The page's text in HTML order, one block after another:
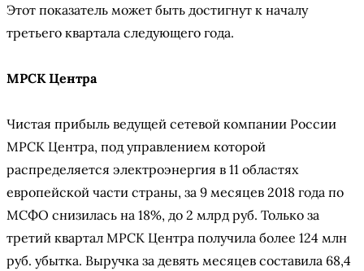
Этот показатель может быть достигнут к началу
третьего квартала следующего года.
МРСК Центра
Чистая прибыль ведущей сетевой компании России
МРСК Центра, под управлением которой
распределяется электроэнергия в 11 областях
европейской части страны, за 9 месяцев 2018 года по
МСФО снизилась на 18%, до 2 млрд руб. Только за
третий квартал МРСК Центра получила более 124 млн
руб. убытка. Выручка за девять месяцев составила 68,4